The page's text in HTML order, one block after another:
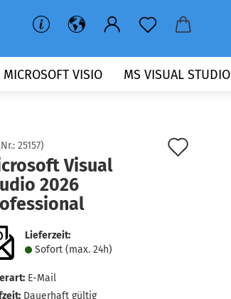
MICROSOFT VISIO MS VISUAL STUDIO
25157)
Visual
2026
Lieferzeit:
Sofort (max. 24h)
E-Mail
Dauerhaft gültig